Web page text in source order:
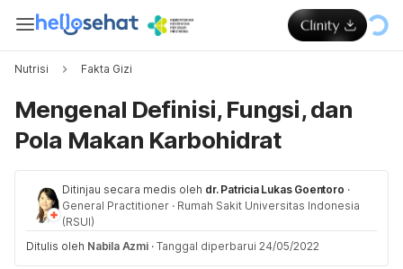
Nutrisi Fakta Gizi
Mengenal Definisi, Fungsi, dan
Pola Makan Karbohidrat
Ditinjau secara medis oleh dr. Patricia Lukas Goentoro ·
General Practitioner · Rumah Sakit Universitas Indonesia
(RSUI)
Ditulis oleh Nabila Azmi · Tanggal diperbarui 24/05/2022